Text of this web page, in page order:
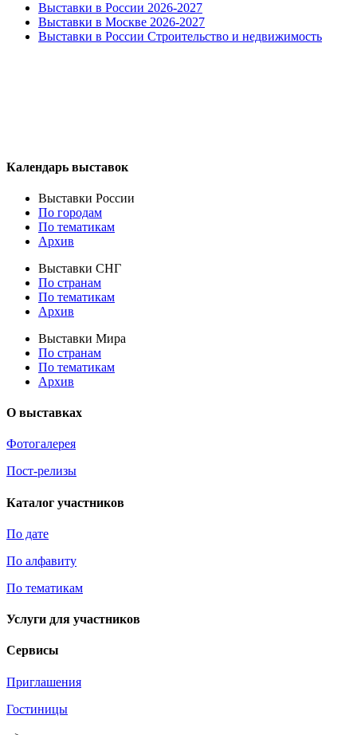
Выставки в России 2026-2027
Выставки в Москве 2026-2027
Выставки в России Строительство и недвижимость
Календарь выставок
Выставки России
По городам
По тематикам
Архив
Выставки СНГ
По странам
По тематикам
Архив
Выставки Мира
По странам
По тематикам
Архив
О выставках
Фотогалерея
Пост-релизы
Каталог участников
По дате
По алфавиту
По тематикам
Услуги для участников
Сервисы
Приглашения
Гостиницы